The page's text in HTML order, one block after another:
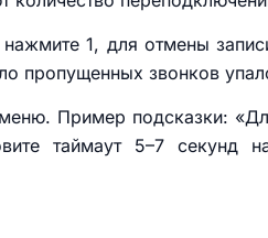
нажмите 1, для отмены
пропущенных звонков
Пример подсказки:
таймаут 5–7 секунд